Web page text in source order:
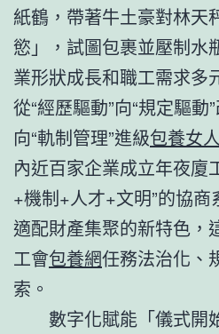
紙鶴，帶著牛土豪對林天
慾」，試圖包裹並壓制水
業形狀成長和職工需求多
從“經歷驅動”向“規定驅動
向“軌制管理”進級包養女人
內近百家企業成立年夜廈
+機制+人才+文明”的協
適配財產集聚的新特色，
工會包養網任務法治化、
索。
數字化賦能「儀式開